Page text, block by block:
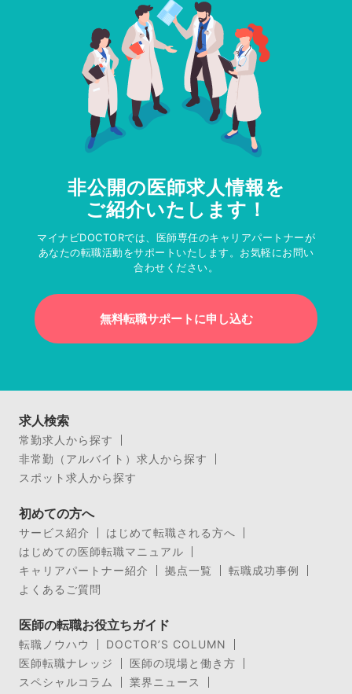
非公開の医師求人情報を
ご紹介いたします！
マイナビDOCTORでは、医師専任のキャリアパートナーが
あなたの転職活動をサポートいたします。お気軽にお問い
合わせください。
無料転職サポートに申し込む
求人検索
常勤求人から探す
非常勤（アルバイト）求人から探す
スポット求人から探す
初めての方へ
サービス紹介
はじめて転職される方へ
はじめての医師転職マニュアル
キャリアパートナー紹介
拠点一覧
転職成功事例
よくあるご質問
医師の転職お役立ちガイド
転職ノウハウ
DOCTOR’S COLUMN
医師転職ナレッジ
医師の現場と働き方
スペシャルコラム
業界ニュース